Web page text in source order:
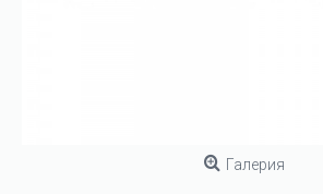
Галерия